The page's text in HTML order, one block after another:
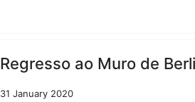
Regresso ao Muro de
31 January 2020